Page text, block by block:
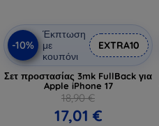
-10%
Έκπτωση
με
κουπόνι
EXTRA10
Σετ προστασίας 3mk FullBack για
Apple iPhone 17
18,90 €
17,01 €